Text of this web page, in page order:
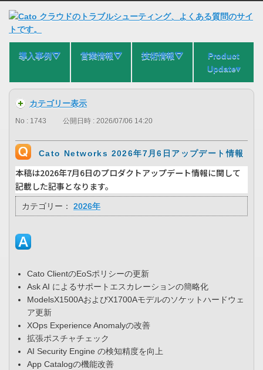
導入事例⛛ 営業情報⛛ 技術情報⛛
Product
Update▾
カテゴリー表示
No : 1743 公開日時 : 2026/07/06 14:20
Cato Networks 2026年7月6日アップデート情報
本稿は2026年7月6日のプロダクトアップデート情報に関して
記載した記事となります。
カテゴリー： 2026年
Cato ClientのEoSポリシーの更新
Ask AI によるサポートエスカレーションの簡略化​
ModelsX1500AおよびX1700Aモデルのソケットハードウェ
ア更新​
XOps Experience Anomalyの改善​
拡張ポスチャチェック
AI Security Engine の検知精度を向上​
App Catalogの機能改善